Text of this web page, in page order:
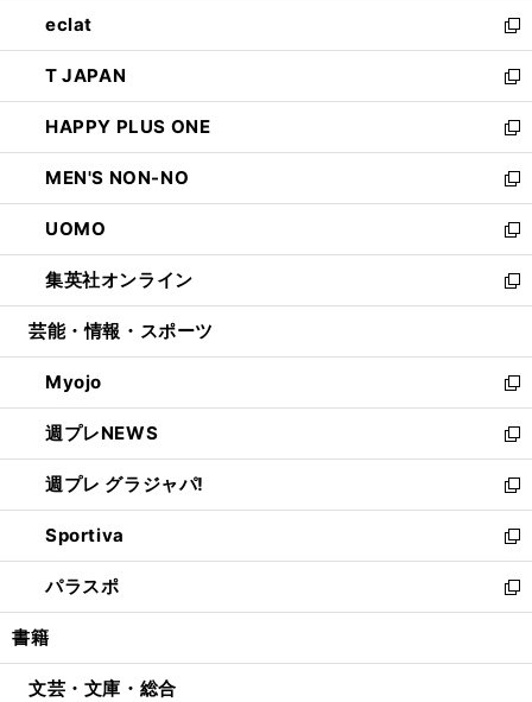
く
で
開
く
ド
ウ
で
開
く
ィ
ン
ド
ウ
で
開
く
い
ウ
ィ
ン
ド
ウ
で
開
く
eclat
新
し
い
ウ
ィ
ン
ド
ウ
で
開
く
T JAPAN
新
し
い
ウ
ィ
ン
ド
ウ
で
開
HAPPY PLUS ONE
新
し
い
ウ
ィ
ン
ド
ウ
開
く
MEN'S NON-NO
新
し
い
ウ
ィ
ン
ウ
で
開
く
UOMO
新
し
い
ウ
ン
ド
ウ
で
開
く
集英社オンライン
新
し
ウ
ィ
ン
ド
ウ
で
開
く
芸能・情報・スポーツ
Myojo
新
し
い
ウ
ィ
ン
ド
ウ
で
開
週プレNEWS
新
し
い
ウ
ィ
ン
ド
ウ
開
週プレ グラジャパ!
新
し
い
ウ
ィ
ン
ウ
Sportiva
新
し
い
ウ
ン
パラスポ
新
し
ウ
書籍
文芸・文庫・総合